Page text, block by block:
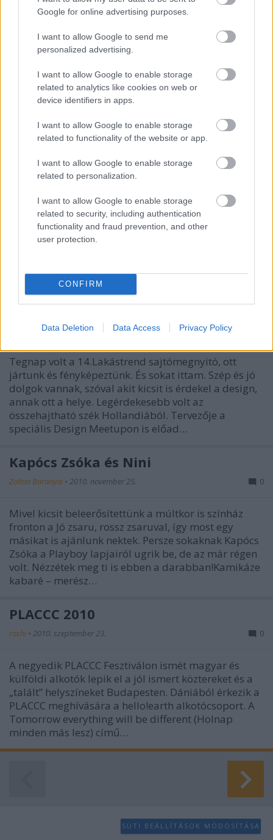
Google for online advertising purposes.
I want to allow Google to send me
personalized advertising.
I want to allow Google to enable storage
related to analytics like cookies on web or
device identifiers in apps.
I want to allow Google to enable storage
related to functionality of the website or app.
I want to allow Google to enable storage
related to personalization.
I want to allow Google to enable storage
related to security, including authentication
functionality and fraud prevention, and other
user protection.
CONFIRM
Data Deletion Data Access Privacy Policy
Zoltan Baranyai •2011. április 08.
Remélem szombaton jöttök a bulira. U26, 21 óra. Az
estét Slanki kezdi, majd Mentalien és Markov zúzza
az ütemeket, IAN bekapcsolódik az eklektikába és
máris Mira nyomja a kemény ütemeket, amit Áfonya
zenéje csillapít egészen kifulladásig. FACEBOOK
EVENT
Design és Innováció Konferencia
2011
Zoltan Baranyai •2011. március 28.
Ha ráértek 1-én, akkor mindenképpen menjetek
Kecskemétre! Design és Innováció Konferencia
20112011. március 31.Kecskemét, Tudomány és
esetében? Akkor gyere el 2011. március 31-én…
Lakástrend a Műcsarnokban
Zoltan Baranyai•2011. március 04.
Tegnap volt a 14.Lakástrend sajtómegnyitó, ott
jártunk és fényképeztünk. És sokat ittam. Szép és jó
dolgok vannak, szóval akit kicsit is érdekel a design,
annak ott a helye. Legérdekesebb volt az
összehajtható szék Hollandiából. Tervezője a
speciális Design Meetupon is előad…
Kapócs Zsóka és Nini
Zoltan Baranyai • 2010. november 25. 0
Mivel kicsit beleerősítettünk a múltkor is színház
fronton a Jó zsaru, rossz zsaruval, így most egy
másikat is ajánlunk nektek. Persze sokaknak Kapócs
Zsóka a Playboy lapjairól ugrik be, de az már régen
volt. Nézzétek meg ti is ebben a darabban!Kamikáze
kabaré – merész…
PLACCC 2010
roshi • 2010. szeptember 23. 0
A negyedik PLACCC Fesztiválon ismét magyar és
külföldi alkotók lepik el a jól ismert köztereket és a
„talált” helyszíneket Budapesten. Dániából érkezik a
PLACCC meghívására a hello!earth alkotócsoport. A
Tomorrow everything will be different (Holnap
minden más lesz) című…
SÜTI BEÁLLÍTÁSOK MÓDOSÍTÁSA